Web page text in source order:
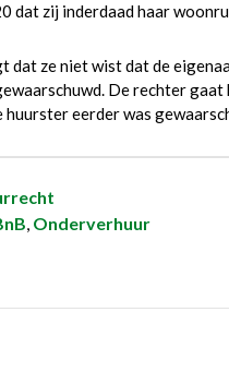
dat zij inderdaad haar
dat ze niet wist dat de
De rechter
huurster eerder was
, Onderverhuur